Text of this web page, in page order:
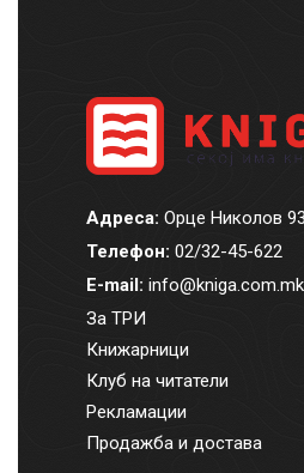
Адреса: Орце Николов
Телефон: 02/32-45-622
E-mail: info@kniga.com.mk
За ТРИ
Книжарници
Клуб на читатели
Рекламации
Продажба и достава